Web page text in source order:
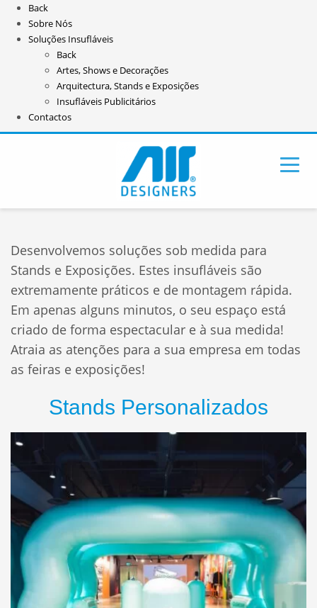
Back
Sobre Nós
Soluções Insufláveis
Back
Artes, Shows e Decorações
Arquitectura, Stands e Exposições
Insufláveis Publicitários
Contactos
Desenvolvemos soluções sob medida para
Stands e Exposições. Estes insufláveis são
extremamente práticos e de montagem rápida.
Em apenas alguns minutos, o seu espaço está
criado de forma espectacular e à sua medida!
Atraia as atenções para a sua empresa em todas
as feiras e exposições!
Stands Personalizados